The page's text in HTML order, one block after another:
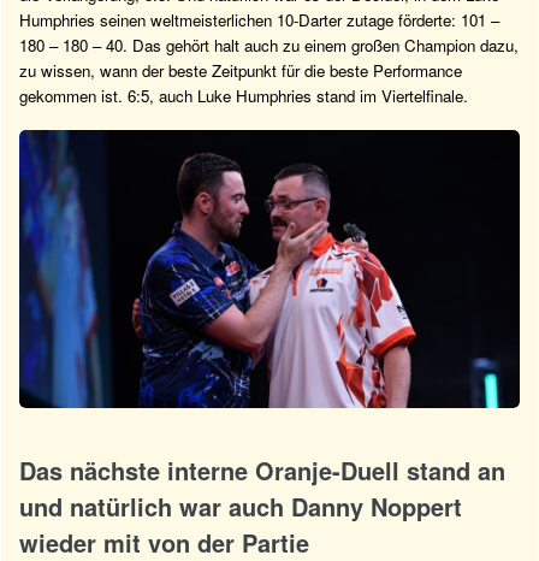
Humphries seinen weltmeisterlichen 10-Darter zutage förderte: 101 –
180 – 180 – 40. Das gehört halt auch zu einem großen Champion dazu,
zu wissen, wann der beste Zeitpunkt für die beste Performance
gekommen ist. 6:5, auch Luke Humphries stand im Viertelfinale.
Das nächste interne Oranje-Duell stand an
und natürlich war auch Danny Noppert
wieder mit von der Partie